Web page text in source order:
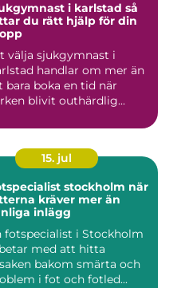
i karlstad så
du rätt hjälp för din
välja sjukgymnast i
handlar om mer än
bara boka en tid när
blivit outhärdlig...
15. jul
stockholm när
kräver mer än
inlägg
fotspecialist i Stockholm
med att hitta
bakom smärta och
i fot och fotled...